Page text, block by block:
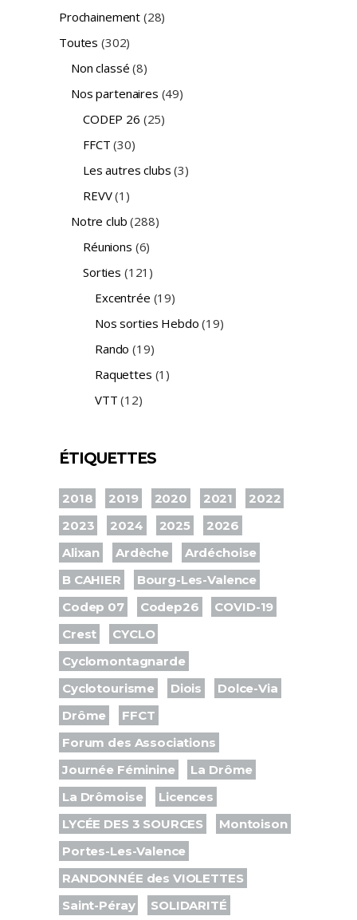
Prochainement (28)
Toutes (302)
Non classé (8)
Nos partenaires (49)
CODEP 26 (25)
FFCT (30)
Les autres clubs (3)
REVV(1)
Notre club (288)
Réunions (6)
Sorties (121)
Excentrée (19)
Nos sorties Hebdo (19)
Rando (19)
Raquettes (1)
VTT (12)
ÉTIQUETTES
2018 2019 2020 2021
2022
2023
2024 2025
2026
Alixan
Ardèche
Ardéchoise
B CAHIER
Bourg-Les-Valence
Codep 07
Codep26
COVID-19
Crest
CYCLO
Cyclomontagnarde
Cyclotourisme
Diois
Dolce-Via
Drôme
FFCT
Forum des Associations
Journée Féminine
La Drôme
La Drômoise
Licences
LYCÉE DES 3 SOURCES
Montoison
Portes-Les-Valence
RANDONNÉE des VIOLETTES
Saint-Péray
SOLIDARITÉ